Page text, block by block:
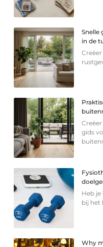
Snelle
in de
gids
Heb
bij het
Why